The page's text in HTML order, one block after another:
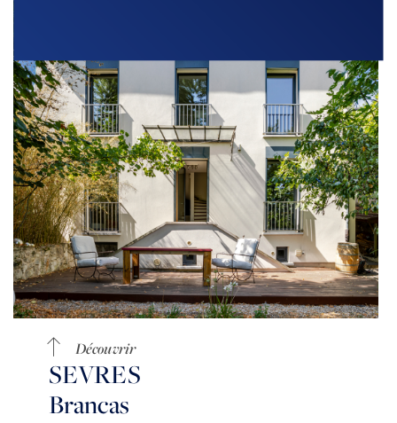
Découvrir
SEVRES
Brancas